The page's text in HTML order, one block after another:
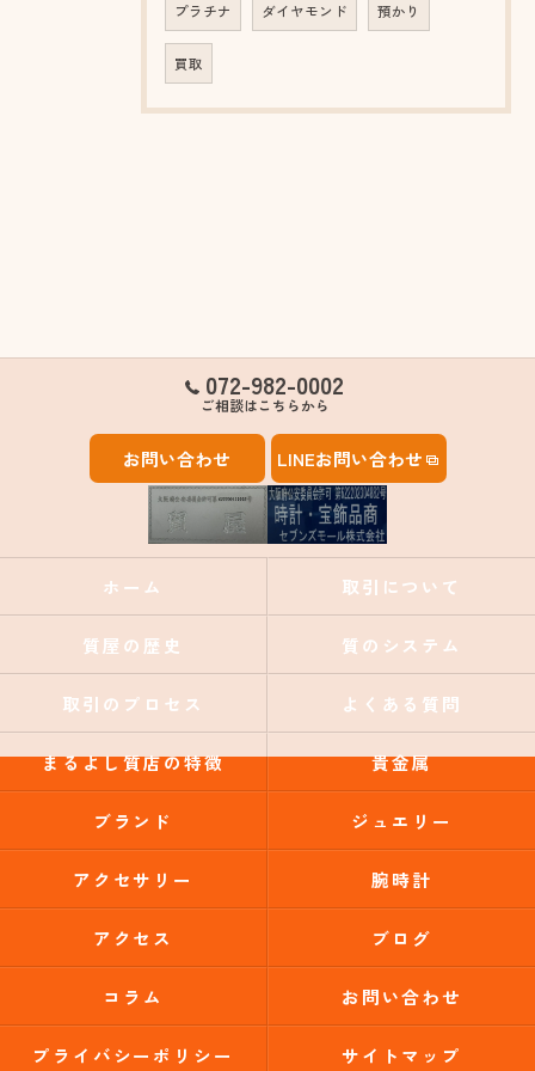
プラチナ ダイヤモンド 預かり
買取
072-982-0002
ご相談はこちらから
お問い合わせ LINEお問い合わせ
ホーム 取引について
質屋の歴史 質のシステム
取引のプロセス よくある質問
まるよし質店の特徴 貴金属
ブランド ジュエリー
アクセサリー 腕時計
アクセス ブログ
コラム お問い合わせ
プライバシーポリシー サイトマップ